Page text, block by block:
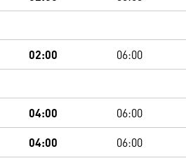
02:00 06:00
04:00 06:00
04:00 06:00